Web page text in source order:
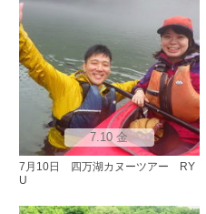
7.10 金
7月10日 四万湖カヌーツアー RY
U